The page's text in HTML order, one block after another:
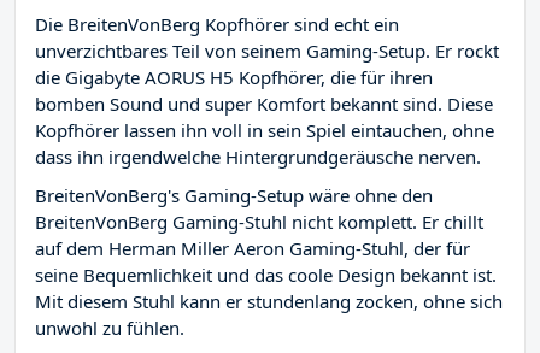
Die BreitenVonBerg Kopfhörer sind echt ein
unverzichtbares Teil von seinem Gaming-Setup. Er rockt
die Gigabyte AORUS H5 Kopfhörer, die für ihren
bomben Sound und super Komfort bekannt sind. Diese
Kopfhörer lassen ihn voll in sein Spiel eintauchen, ohne
dass ihn irgendwelche Hintergrundgeräusche nerven.
BreitenVonBerg's Gaming-Setup wäre ohne den
BreitenVonBerg Gaming-Stuhl nicht komplett. Er chillt
auf dem Herman Miller Aeron Gaming-Stuhl, der für
seine Bequemlichkeit und das coole Design bekannt ist.
Mit diesem Stuhl kann er stundenlang zocken, ohne sich
unwohl zu fühlen.